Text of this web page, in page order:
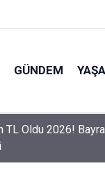
GÜNDEM
3 İhlal Ehliyet